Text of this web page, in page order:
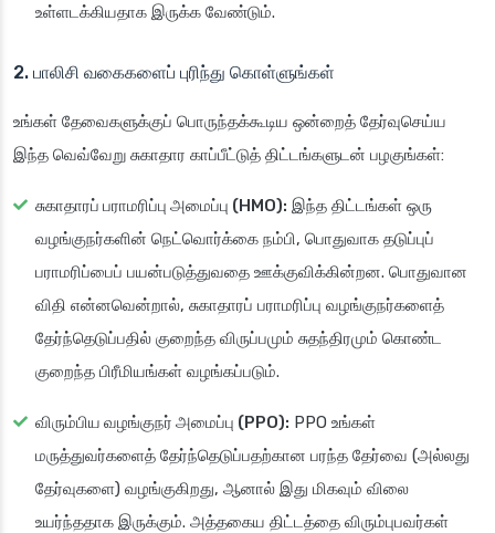
உள்ளடக்கியதாக இருக்க வேண்டும்.
2. பாலிசி வகைகளைப் புரிந்து கொள்ளுங்கள்
உங்கள் தேவைகளுக்குப் பொருந்தக்கூடிய ஒன்றைத் தேர்வுசெய்ய
இந்த வெவ்வேறு சுகாதார காப்பீட்டுத் திட்டங்களுடன் பழகுங்கள்:
சுகாதாரப் பராமரிப்பு அமைப்பு (HMO): இந்த திட்டங்கள் ஒரு
வழங்குநர்களின் நெட்வொர்க்கை நம்பி, பொதுவாக தடுப்புப்
பராமரிப்பைப் பயன்படுத்துவதை ஊக்குவிக்கின்றன. பொதுவான
விதி என்னவென்றால், சுகாதாரப் பராமரிப்பு வழங்குநர்களைத்
தேர்ந்தெடுப்பதில் குறைந்த விருப்பமும் சுதந்திரமும் கொண்ட
குறைந்த பிரீமியங்கள் வழங்கப்படும்.
விரும்பிய வழங்குநர் அமைப்பு (PPO): PPO உங்கள்
மருத்துவர்களைத் தேர்ந்தெடுப்பதற்கான பரந்த தேர்வை (அல்லது
தேர்வுகளை) வழங்குகிறது, ஆனால் இது மிகவும் விலை
உயர்ந்ததாக இருக்கும். அத்தகைய திட்டத்தை விரும்புபவர்கள்